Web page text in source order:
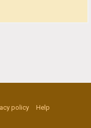
policy
Help